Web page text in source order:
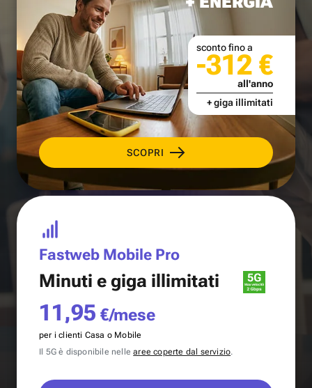
SCOPRI
sconto fino a
-312 €
all'anno
+ giga illimitati
Fastweb Mobile Pro
Minuti e giga illimitati
11,95 €/mese
per i clienti Casa o Mobile
Il 5G è disponibile nellearee coperte dal servizio.